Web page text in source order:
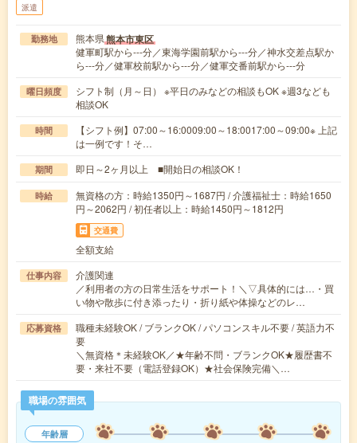
派遣
勤務地 熊本県熊本市東区
健軍町駅から---分／東海学園前駅から---分／神水交差点駅か
ら---分／健軍校前駅から---分／健軍交番前駅から---分
曜日頻度
シフト制（月～日） ※平日のみなどの相談もOK ※週3なども
相談OK
時間
【シフト例】07:00～16:0009:00～18:0017:00～09:00※ 上記
は一例です！そ…
期間 即日～2ヶ月以上 ■開始日の相談OK！
時給
無資格の方：時給1350円～1687円 / 介護福祉士：時給1650
円～2062円 / 初任者以上：時給1450円～1812円
交通費
全額支給
仕事内容
介護関連
／利用者の方の日常生活をサポート！＼▽具体的には…・買
い物や散歩に付き添ったり・折り紙や体操などのレ…
応募資格
職種未経験OK / ブランクOK / パソコンスキル不要 / 英語力不
要
＼無資格＊未経験OK／★年齢不問・ブランクOK★履歴書不
要・来社不要（電話登録OK）★社会保険完備＼…
職場の雰囲気
年齢層